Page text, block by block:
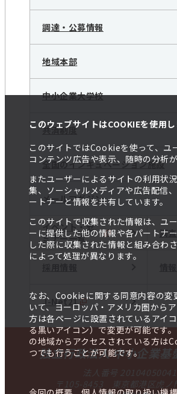
このウェブサイトはCOOKIEを使用
このサイトではCookieを使って、ユ
コンテンツ広告や表示、随時の分析が
またユーザーによるサイトの利用状
集、ソーシャルメディアや広告配信
ートナーと情報を共有しています。
このサイトで収集された情報は、ユ
ーに提供した他の情報や各パートナ
した際に収集された情報と組み合わ
によって処理が異なります。
なお、Cookieに関する同意内容の変
いて、ヨーロッパ・アメリカ圏から
方は各ページに設置されているアイ
る黒いアイコン）で変更が可能です
の地域からアクセスされている方は
つでも行うことが可能です。
調達・公募情報
地域本部
中小企業大学校
共済制度
全国のインキュベーション施設
メールマガジン
イベント・セ
ミナー一覧
調
J-Net21
独立行政法人 中小企業基
法人番号
〒105-8453 東京都港区虎ノ